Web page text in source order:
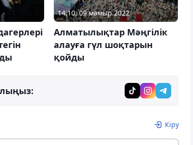
14:10, 09 мамыр 2022
Алматылықтар Мәңгілік
алауға гүл шоқтарын
қойды
Кіру